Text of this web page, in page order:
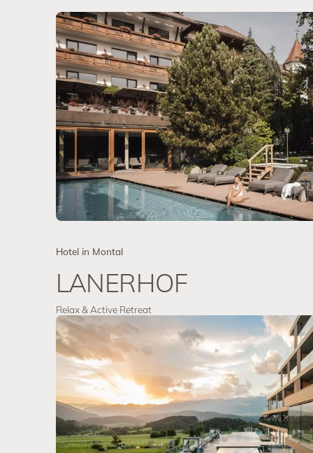
Hotel in Montal
LANERHOF
Relax & Active Retreat